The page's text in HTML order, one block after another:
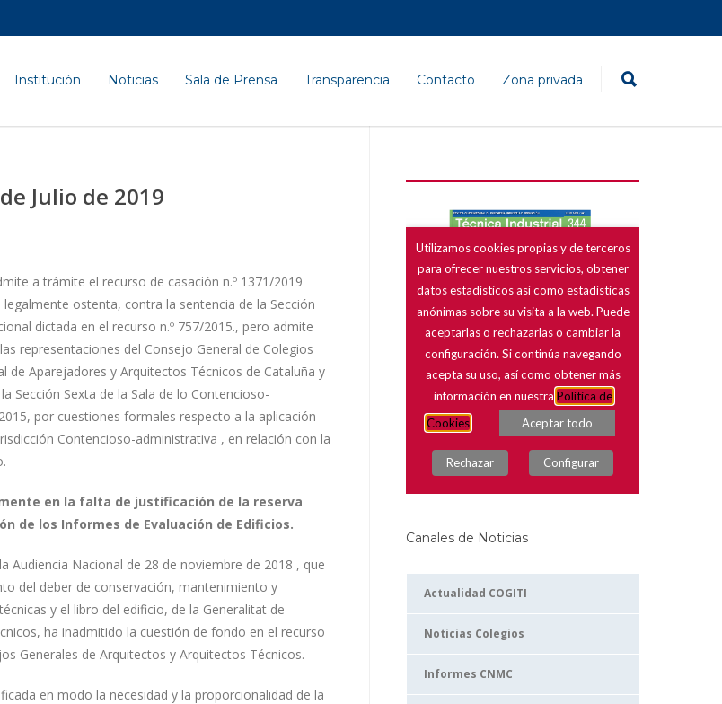
Institución Noticias Sala de Prensa Transparencia Contacto Zona privada
Julio de 2019
a trámite el recurso de casación n.º 1371/2019
ostenta, contra la sentencia de la Sección
dictada en el recurso n.º 757/2015., pero admite
representaciones del Consejo General de Colegios
de Aparejadores y Arquitectos Técnicos de Cataluña y
Sección Sexta de la Sala de lo Contencioso-
por cuestiones formales respecto a la aplicación
Contencioso-administrativa , en relación con la
en la falta de justificación de la reserva
de los Informes de Evaluación de Edificios.
Audiencia Nacional de 28 de noviembre de 2018 , que
del deber de conservación, mantenimiento y
y el libro del edificio, de la Generalitat de
ha inadmitido la cuestión de fondo en el recurso
Generales de Arquitectos y Arquitectos Técnicos.
en modo la necesidad y la proporcionalidad de la
Canales de Noticias
Actualidad COGITI
Noticias Colegios
Informes CNMC